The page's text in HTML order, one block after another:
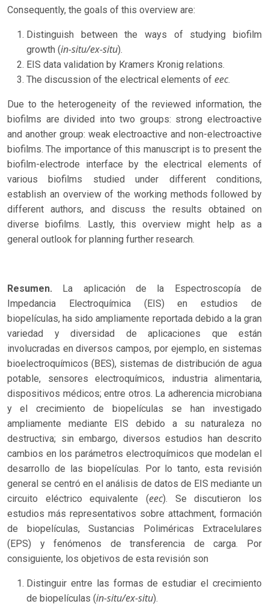
Consequently, the goals of this overview are:
Distinguish between the ways of studying biofilm
growth (in-situ/ex-situ).
EIS data validation by Kramers Kronig relations.
The discussion of the electrical elements of eec.
Due to the heterogeneity of the reviewed information, the
biofilms are divided into two groups: strong electroactive
and another group: weak electroactive and non-electroactive
biofilms. The importance of this manuscript is to present the
biofilm-electrode interface by the electrical elements of
various biofilms studied under different conditions,
establish an overview of the working methods followed by
different authors, and discuss the results obtained on
diverse biofilms. Lastly, this overview might help as a
general outlook for planning further research.
Resumen. La aplicación de la Espectroscopía de
Impedancia Electroquímica (EIS) en estudios de
biopelículas, ha sido ampliamente reportada debido a la gran
variedad y diversidad de aplicaciones que están
involucradas en diversos campos, por ejemplo, en sistemas
bioelectroquímicos (BES), sistemas de distribución de agua
potable, sensores electroquímicos, industria alimentaria,
dispositivos médicos; entre otros. La adherencia microbiana
y el crecimiento de biopelículas se han investigado
ampliamente mediante EIS debido a su naturaleza no
destructiva; sin embargo, diversos estudios han descrito
cambios en los parámetros electroquímicos que modelan el
desarrollo de las biopelículas. Por lo tanto, esta revisión
general se centró en el análisis de datos de EIS mediante un
circuito eléctrico equivalente (eec). Se discutieron los
estudios más representativos sobre attachment, formación
de biopelículas, Sustancias Poliméricas Extracelulares
(EPS) y fenómenos de transferencia de carga. Por
consiguiente, los objetivos de esta revisión son
Distinguir entre las formas de estudiar el crecimiento
de biopelículas (in-situ/ex-situ).